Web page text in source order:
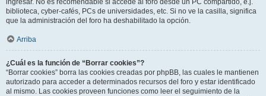
ingresar. No es recomendable si accede al foro desde un PC compartido, e.j.
biblioteca, cyber-cafés, PCs de universidades, etc. Si no ve la casilla, significa
que la administración del foro ha deshabilitado la opción.
Arriba
¿Cuál es la función de “Borrar cookies”?
“Borrar cookies” borra las cookies creadas por phpBB, las cuales le mantienen
autorizado para acceder a determinados recursos del foro y estar identificado
al mismo. Las cookies proveen funciones como leer el seguimiento de la